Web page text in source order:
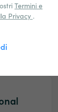
Termini e
Privacy .